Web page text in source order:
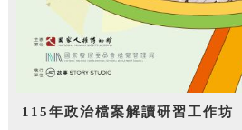
115年政治檔案解讀研習工作坊